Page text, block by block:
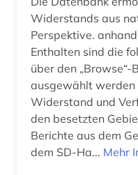
Widerstands aus
Perspektive.
Enthalten sind die
über den
ausgewählt werden können:
Widerstand und
den besetzten
Berichte aus dem
dem SD-Ha... Mehr